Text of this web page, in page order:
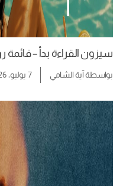
سيزون القراءة بدأ – قائمة
بواسطةآية الشامي 7 يوليو، 2026